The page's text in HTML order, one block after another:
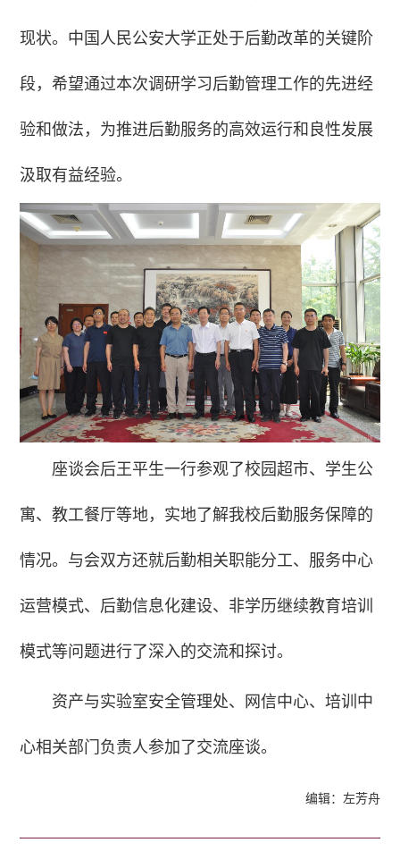
现状。中国人民公安大学正处于后勤改革的关键阶
段，希望通过本次调研学习后勤管理工作的先进经
验和做法，为推进后勤服务的高效运行和良性发展
汲取有益经验。
座谈会后王平生一行参观了校园超市、学生公
寓、教工餐厅等地，实地了解我校后勤服务保障的
情况。与会双方还就后勤相关职能分工、服务中心
运营模式、后勤信息化建设、非学历继续教育培训
模式等问题进行了深入的交流和探讨。
资产与实验室安全管理处、网信中心、培训中
心相关部门负责人参加了交流座谈。
编辑：左芳舟